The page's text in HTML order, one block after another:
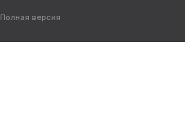
Полная версия